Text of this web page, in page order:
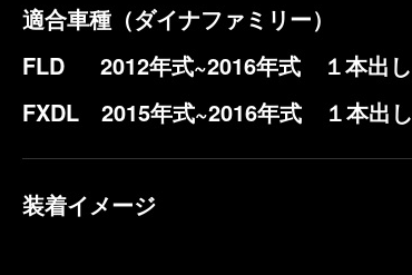
適合車種（ダイナファミリー）
FLD 2012年式~2016年式 １本出し
FXDL 2015年式~2016年式 １本出し
装着イメージ